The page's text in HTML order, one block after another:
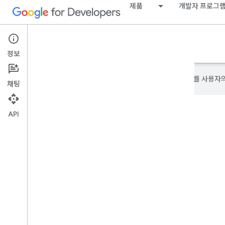
제품 개발자 프로그램
Google Developer Program
Google은 AI 기술을 사용하여 콘텐츠를 사용
정보
채팅
API